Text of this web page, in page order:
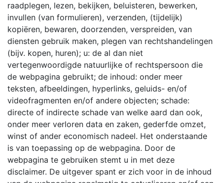
raadplegen, lezen, bekijken, beluisteren, bewerken,
invullen (van formulieren), verzenden, (tijdelijk)
kopiëren, bewaren, doorzenden, verspreiden, van
diensten gebruik maken, plegen van rechtshandelingen
(bijv. kopen, huren); u: de al dan niet
vertegenwoordigde natuurlijke of rechtspersoon die
de webpagina gebruikt; de inhoud: onder meer
teksten, afbeeldingen, hyperlinks, geluids- en/of
videofragmenten en/of andere objecten; schade:
directe of indirecte schade van welke aard dan ook,
onder meer verloren data en zaken, gederfde omzet,
winst of ander economisch nadeel. Het onderstaande
is van toepassing op de webpagina. Door de
webpagina te gebruiken stemt u in met deze
disclaimer. De uitgever spant er zich voor in de inhoud